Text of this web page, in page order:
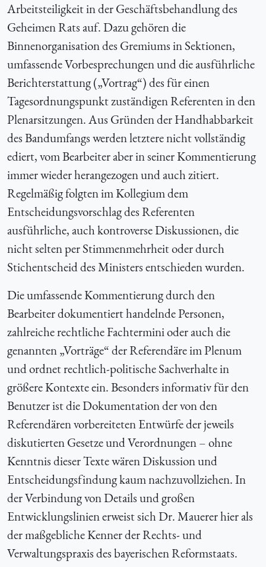
Arbeitsteiligkeit in der Geschäftsbehandlung des
Geheimen Rats auf. Dazu gehören die
Binnenorganisation des Gremiums in Sektionen,
umfassende Vorbesprechungen und die ausführliche
Berichterstattung („Vortrag“) des für einen
Tagesordnungspunkt zuständigen Referenten in den
Plenarsitzungen. Aus Gründen der Handhabbarkeit
des Bandumfangs werden letztere nicht vollständig
ediert, vom Bearbeiter aber in seiner Kommentierung
immer wieder herangezogen und auch zitiert.
Regelmäßig folgten im Kollegium dem
Entscheidungsvorschlag des Referenten
ausführliche, auch kontroverse Diskussionen, die
nicht selten per Stimmenmehrheit oder durch
Stichentscheid des Ministers entschieden wurden.
Die umfassende Kommentierung durch den
Bearbeiter dokumentiert handelnde Personen,
zahlreiche rechtliche Fachtermini oder auch die
genannten „Vorträge“ der Referendäre im Plenum
und ordnet rechtlich-politische Sachverhalte in
größere Kontexte ein. Besonders informativ für den
Benutzer ist die Dokumentation der von den
Referendären vorbereiteten Entwürfe der jeweils
diskutierten Gesetze und Verordnungen – ohne
Kenntnis dieser Texte wären Diskussion und
Entscheidungsfindung kaum nachzuvollziehen. In
der Verbindung von Details und großen
Entwicklungslinien erweist sich Dr. Mauerer hier als
der maßgebliche Kenner der Rechts- und
Verwaltungspraxis des bayerischen Reformstaats.